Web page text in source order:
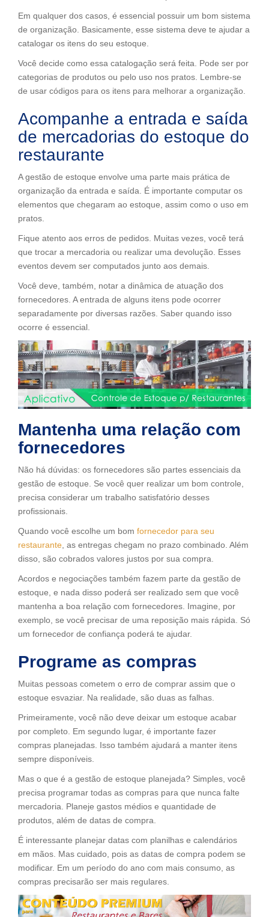
Em qualquer dos casos, é essencial possuir um bom sistema
de organização. Basicamente, esse sistema deve te ajudar a
catalogar os itens do seu estoque.
Você decide como essa catalogação será feita. Pode ser por
categorias de produtos ou pelo uso nos pratos. Lembre-se
de usar códigos para os itens para melhorar a organização.
Acompanhe a entrada e saída
de mercadorias do estoque do
restaurante
A gestão de estoque envolve uma parte mais prática de
organização da entrada e saída. É importante computar os
elementos que chegaram ao estoque, assim como o uso em
pratos.
Fique atento aos erros de pedidos. Muitas vezes, você terá
que trocar a mercadoria ou realizar uma devolução. Esses
eventos devem ser computados junto aos demais.
Você deve, também, notar a dinâmica de atuação dos
fornecedores. A entrada de alguns itens pode ocorrer
separadamente por diversas razões. Saber quando isso
ocorre é essencial.
Mantenha uma relação com
fornecedores
Não há dúvidas: os fornecedores são partes essenciais da
gestão de estoque. Se você quer realizar um bom controle,
precisa considerar um trabalho satisfatório desses
profissionais.
Quando você escolhe um bom fornecedor para seu
restaurante , as entregas chegam no prazo combinado. Além
disso, são cobrados valores justos por sua compra.
Acordos e negociações também fazem parte da gestão de
estoque, e nada disso poderá ser realizado sem que você
mantenha a boa relação com fornecedores. Imagine, por
exemplo, se você precisar de uma reposição mais rápida. Só
um fornecedor de confiança poderá te ajudar.
Programe as compras
Muitas pessoas cometem o erro de comprar assim que o
estoque esvaziar. Na realidade, são duas as falhas.
Primeiramente, você não deve deixar um estoque acabar
por completo. Em segundo lugar, é importante fazer
compras planejadas. Isso também ajudará a manter itens
sempre disponíveis.
Mas o que é a gestão de estoque planejada? Simples, você
precisa programar todas as compras para que nunca falte
mercadoria. Planeje gastos médios e quantidade de
produtos, além de datas de compra.
É interessante planejar datas com planilhas e calendários
em mãos. Mas cuidado, pois as datas de compra podem se
modificar. Em um período do ano com mais consumo, as
compras precisarão ser mais regulares.